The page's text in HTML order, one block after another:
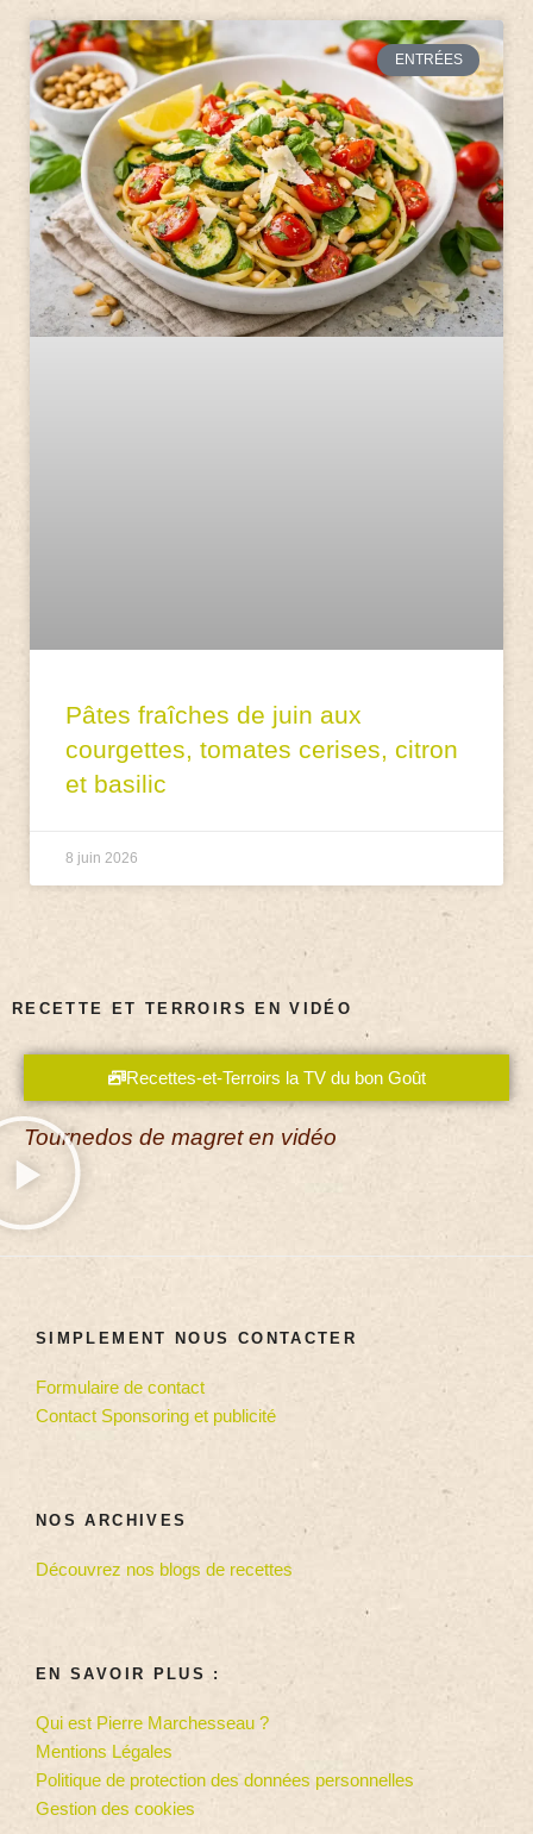
ENTRÉES
Pâtes fraîches de juin aux
courgettes, tomates cerises, citron
et basilic
8 juin 2026
RECETTE ET TERROIRS EN VIDÉO
Recettes-et-Terroirs la TV du bon Goût
Tournedos de magret en vidéo
SIMPLEMENT NOUS CONTACTER
Formulaire de contact
Contact Sponsoring et publicité
NOS ARCHIVES
Découvrez nos blogs de recettes
EN SAVOIR PLUS :
Qui est Pierre Marchesseau ?
Mentions Légales
Politique de protection des données personnelles
Gestion des cookies